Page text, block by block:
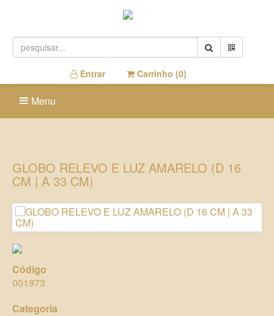
Entrar Carrinho (0)
Menu
GLOBO RELEVO E LUZ AMARELO (D 16
CM | A 33 CM)
Código
001973
Categoria